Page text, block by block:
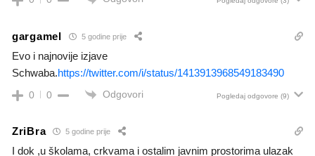
gargamel 5 godine prije
Evo i najnovije izjave
Schwaba.https://twitter.com/i/status/1413913968549183490
0 0 Odgovori Pogledaj odgovore (9)
ZriBra 5 godine prije
I dok ,u školama, crkvama i ostalim javnim prostorima ulazak